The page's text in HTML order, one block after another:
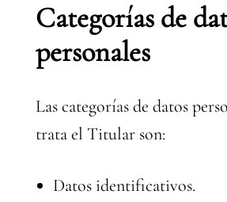
Categorías de
personales
Las categorías de datos
trata el Titular son:
Datos identificativos.